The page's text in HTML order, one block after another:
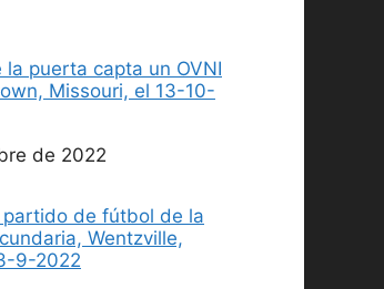
la puerta capta un OVNI
Missouri, el 13-10-
de 2022
partido de fútbol de la
Wentzville,
9-2022